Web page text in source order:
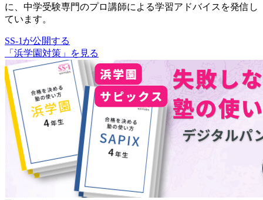
に、中学受験専門のプロ講師による学習アドバイスを発信し
ています。
SS-1が公開する
「浜学園対策」を見る